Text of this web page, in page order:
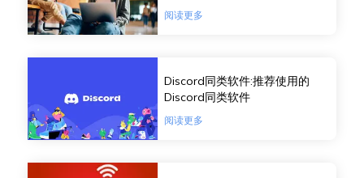
阅读更多
Discord同类软件:推荐使用的
Discord同类软件
阅读更多